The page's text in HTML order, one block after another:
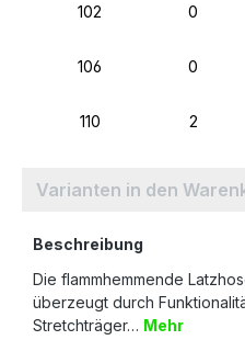
102 0
106 0
110 2
Varianten in den
Beschreibung
Die flammhemmende
überzeugt durch
Stretchträger… Mehr